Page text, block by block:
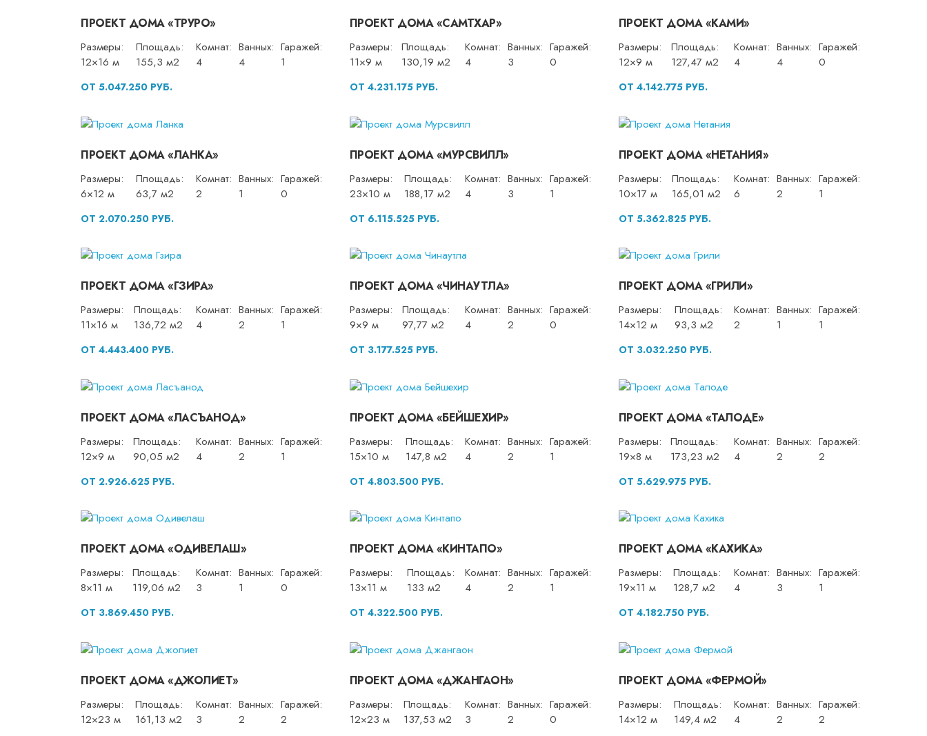
ПРОЕКТ ДОМА «ТРУРО»
Размеры:
12×16 м
Площадь:
155,3 м2
Комнат:
4
Ванных:
4
Гаражей:
1
ОТ 5.047.250 РУБ.
ПРОЕКТ ДОМА «САМТХАР»
Размеры:
11×9 м
Площадь:
130,19 м2
Комнат:
4
Ванных:
3
Гаражей:
0
ОТ 4.231.175 РУБ.
ПРОЕКТ ДОМА «КАМИ»
Размеры:
12×9 м
Площадь:
127,47 м2
Комнат:
4
Ванных:
4
Гаражей:
0
ОТ 4.142.775 РУБ.
ПРОЕКТ ДОМА «ЛАНКА»
Размеры:
6×12 м
Площадь:
63,7 м2
Комнат:
2
Ванных:
1
Гаражей:
0
ОТ 2.070.250 РУБ.
ПРОЕКТ ДОМА «МУРСВИЛЛ»
Размеры:
23×10 м
Площадь:
188,17 м2
Комнат:
4
Ванных:
3
Гаражей:
1
ОТ 6.115.525 РУБ.
ПРОЕКТ ДОМА «НЕТАНИЯ»
Размеры:
10×17 м
Площадь:
165,01 м2
Комнат:
6
Ванных:
2
Гаражей:
1
ОТ 5.362.825 РУБ.
ПРОЕКТ ДОМА «ГЗИРА»
Размеры:
11×16 м
Площадь:
136,72 м2
Комнат:
4
Ванных:
2
Гаражей:
1
ОТ 4.443.400 РУБ.
ПРОЕКТ ДОМА «ЧИНАУТЛА»
Размеры:
9×9 м
Площадь:
97,77 м2
Комнат:
4
Ванных:
2
Гаражей:
0
ОТ 3.177.525 РУБ.
ПРОЕКТ ДОМА «ГРИЛИ»
Размеры:
14×12 м
Площадь:
93,3 м2
Комнат:
2
Ванных:
1
Гаражей:
1
ОТ 3.032.250 РУБ.
ПРОЕКТ ДОМА «ЛАСЪАНОД»
Размеры:
12×9 м
Площадь:
90,05 м2
Комнат:
4
Ванных:
2
Гаражей:
1
ОТ 2.926.625 РУБ.
ПРОЕКТ ДОМА «БЕЙШЕХИР»
Размеры:
15×10 м
Площадь:
147,8 м2
Комнат:
4
Ванных:
2
Гаражей:
1
ОТ 4.803.500 РУБ.
ПРОЕКТ ДОМА «ТАЛОДЕ»
Размеры:
19×8 м
Площадь:
173,23 м2
Комнат:
4
Ванных:
2
Гаражей:
2
ОТ 5.629.975 РУБ.
ПРОЕКТ ДОМА «ОДИВЕЛАШ»
Размеры:
8×11 м
Площадь:
119,06 м2
Комнат:
3
Ванных:
1
Гаражей:
0
ОТ 3.869.450 РУБ.
ПРОЕКТ ДОМА «КИНТАПО»
Размеры:
13×11 м
Площадь:
133 м2
Комнат:
4
Ванных:
2
Гаражей:
1
ОТ 4.322.500 РУБ.
ПРОЕКТ ДОМА «КАХИКА»
Размеры:
19×11 м
Площадь:
128,7 м2
Комнат:
4
Ванных:
3
Гаражей:
1
ОТ 4.182.750 РУБ.
ПРОЕКТ ДОМА «ДЖОЛИЕТ»
Размеры:
12×23 м
Площадь:
161,13 м2
Комнат:
3
Ванных:
2
Гаражей:
2
ПРОЕКТ ДОМА «ДЖАНГАОН»
Размеры:
12×23 м
Площадь:
137,53 м2
Комнат:
3
Ванных:
2
Гаражей:
0
ПРОЕКТ ДОМА «ФЕРМОЙ»
Размеры:
14×12 м
Площадь:
149,4 м2
Комнат:
4
Ванных:
2
Гаражей:
2